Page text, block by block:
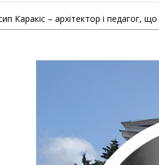
Каракіс – архітектор і педагог,